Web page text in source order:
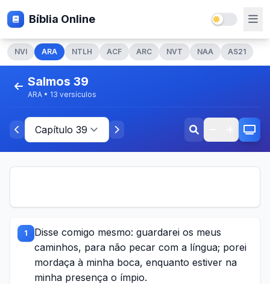
Bíblia Online
NVI ARA NTLH ACF ARC NVT NAA AS21
Salmos 39
ARA • 13 versículos
1
Disse comigo mesmo: guardarei os meus
caminhos, para não pecar com a língua; porei
mordaça à minha boca, enquanto estiver na
minha presença o ímpio.